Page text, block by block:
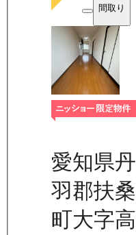
間取り
愛知県丹
羽郡扶桑
町大字高